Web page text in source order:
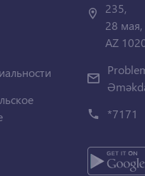
235,
28
AZ
*7171